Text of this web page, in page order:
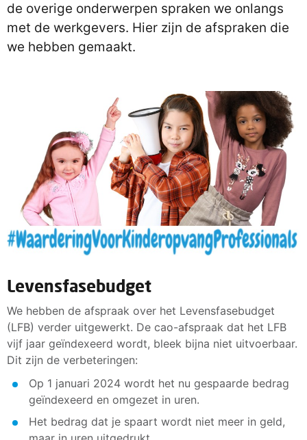
de overige onderwerpen spraken we onlangs
met de werkgevers. Hier zijn de afspraken die
we hebben gemaakt.
Levensfasebudget
We hebben de afspraak over het Levensfasebudget
(LFB) verder uitgewerkt. De cao-afspraak dat het LFB
vijf jaar geïndexeerd wordt, bleek bijna niet uitvoerbaar.
Dit zijn de verbeteringen:
Op 1 januari 2024 wordt het nu gespaarde bedrag
geïndexeerd en omgezet in uren.
Het bedrag dat je spaart wordt niet meer in geld,